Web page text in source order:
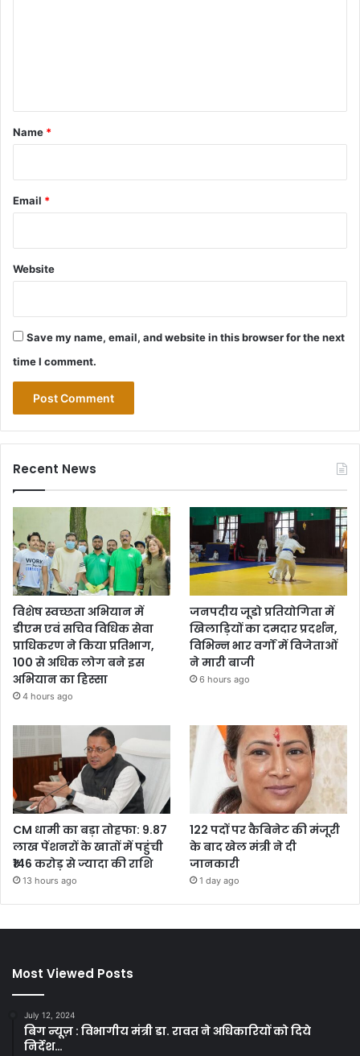
*
Name *
Email *
Website
Save my name, email, and website in this browser for the next
time I comment.
Recent News
विशेष स्वच्छता अभियान में
डीएम एवं सचिव विधिक सेवा
प्राधिकरण ने किया प्रतिभाग,
100 से अधिक लोग बने इस
अभियान का हिस्सा
4 hours ago
जनपदीय जूडो प्रतियोगिता में
खिलाड़ियों का दमदार प्रदर्शन,
विभिन्न भार वर्गों में विजेताओं
ने मारी बाजी
6 hours ago
CM धामी का बड़ा तोहफा: 9.87
लाख पेंशनरों के खातों में पहुंची
₹146 करोड़ से ज्यादा की राशि
13 hours ago
122 पदों पर कैबिनेट की मंजूरी
के बाद खेल मंत्री ने दी
जानकारी
1 day ago
Most Viewed Posts
July 12, 2024
बिग न्यूज़ : विभागीय मंत्री डा. रावत ने अधिकारियों को दिये
निर्देश…